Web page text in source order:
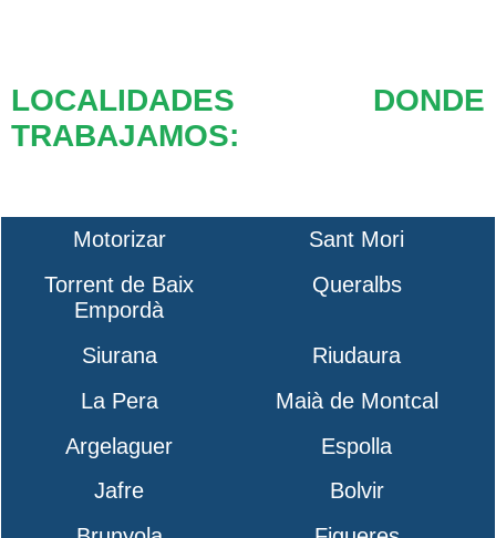
LOCALIDADES DONDE
TRABAJAMOS:
Motorizar
Sant Mori
Torrent de Baix
Empordà
Queralbs
Siurana
Riudaura
La Pera
Maià de Montcal
Argelaguer
Espolla
Jafre
Bolvir